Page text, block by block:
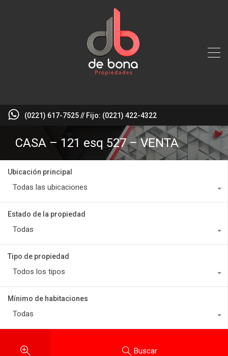
(0221) 617-7525 // Fijo: (0221) 422-4322
CASA – 121 esq 527 – VENTA
Ubicación principal
Todas las ubicaciones
Estado de la propiedad
Todas
Tipo de propiedad
Todos los tipos
Mínimo de habitaciones
Todas
Buscar